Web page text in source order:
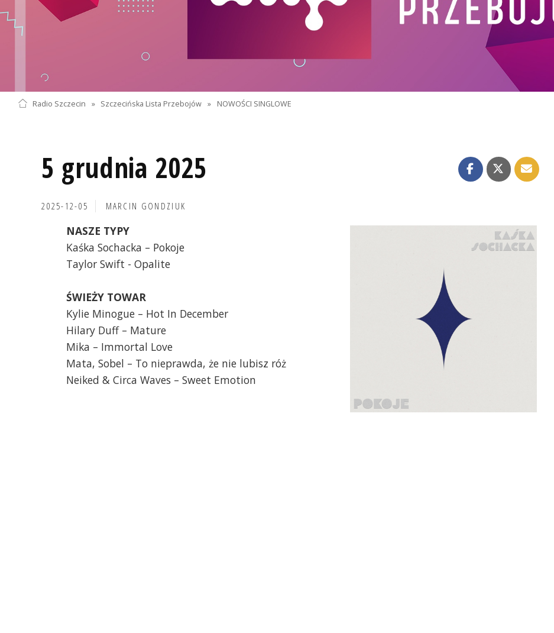
Radio Szczecin » Szczecińska Lista Przebojów » NOWOŚCI SINGLOWE
5 grudnia 2025
2025-12-05 MARCIN GONDZIUK
NASZE TYPY
Kaśka Sochacka – Pokoje
Taylor Swift - Opalite
ŚWIEŻY TOWAR
Kylie Minogue – Hot In December
Hilary Duff – Mature
Mika – Immortal Love
Mata, Sobel – To nieprawda, że nie lubisz róż
Neiked & Circa Waves – Sweet Emotion